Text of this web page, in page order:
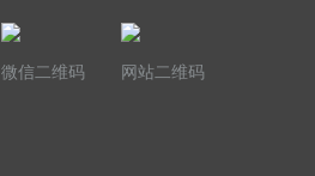
微信二维码 网站二维码